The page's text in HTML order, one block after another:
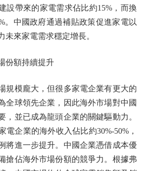
設帶來的家電需求佔比約15%，而換
。中國政府通過補貼政策促進家電以
未來家電需求穩定增長。
額持續提升
模龐大，但很多家電企業有更大的
全球領先企業，因此海外市場對中國
，並已成為龍頭企業的關鍵驅動力。
電企業的海外收入佔比約30%-50%，
將進一步提升。中國企業憑借成本優
搶佔海外市場份額的競爭力。根據弗